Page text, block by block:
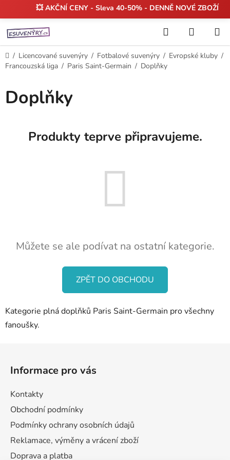
na
obsah
💥 AKČNÍ CENY - Sleva 40-50% - DENNĚ NOVÉ ZBOŽÍ
Hledat
KOŠÍK
Domů
/ Licencované suvenýry / Fotbalové suvenýry / Evropské kluby /
Francouzská liga / Paris Saint-Germain / Doplňky
Doplňky
Produkty teprve připravujeme.
Můžete se ale podívat na ostatní kategorie.
ZPĚT DO OBCHODU
Kategorie plná doplňků Paris Saint-Germain pro všechny
fanoušky.
Informace pro vás
Kontakty
Obchodní podmínky
Podmínky ochrany osobních údajů
Reklamace, výměny a vrácení zboží
Doprava a platba